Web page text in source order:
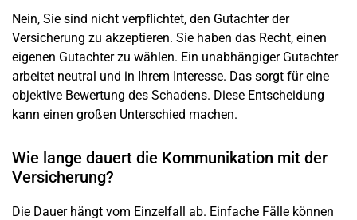
Nein, Sie sind nicht verpflichtet, den Gutachter der
Versicherung zu akzeptieren. Sie haben das Recht, einen
eigenen Gutachter zu wählen. Ein unabhängiger Gutachter
arbeitet neutral und in Ihrem Interesse. Das sorgt für eine
objektive Bewertung des Schadens. Diese Entscheidung
kann einen großen Unterschied machen.
Wie lange dauert die Kommunikation mit der
Versicherung?
Die Dauer hängt vom Einzelfall ab. Einfache Fälle können